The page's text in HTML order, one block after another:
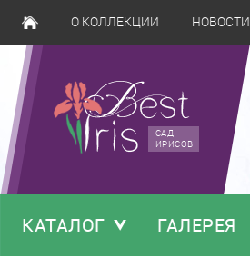
О КОЛЛЕКЦИИ НОВОСТИ
САД
ИРИСОВ
КАТАЛОГ ГАЛЕРЕЯ